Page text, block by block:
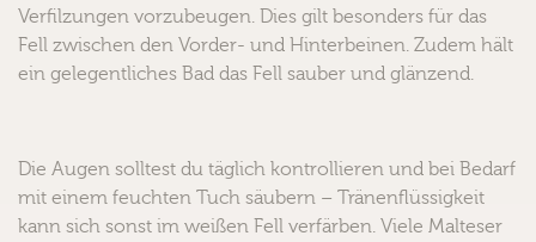
Verfilzungen vorzubeugen. Dies gilt besonders für das
Fell zwischen den Vorder- und Hinterbeinen. Zudem hält
ein gelegentliches Bad das Fell sauber und glänzend.
Die Augen solltest du täglich kontrollieren und bei Bedarf
mit einem feuchten Tuch säubern – Tränenflüssigkeit
kann sich sonst im weißen Fell verfärben. Viele Malteser